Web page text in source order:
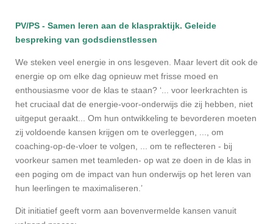
PV/PS - Samen leren aan de klaspraktijk. Geleide
bespreking van godsdienstlessen
We steken veel energie in ons lesgeven. Maar levert dit ook de
energie op om elke dag opnieuw met frisse moed en
enthousiasme voor de klas te staan? ‘... voor leerkrachten is
het cruciaal dat de energie-voor-onderwijs die zij hebben, niet
uitgeput geraakt... Om hun ontwikkeling te bevorderen moeten
zij voldoende kansen krijgen om te overleggen, ..., om
coaching-op-de-vloer te volgen, ... om te reflecteren - bij
voorkeur samen met teamleden- op wat ze doen in de klas in
een poging om de impact van hun onderwijs op het leren van
hun leerlingen te maximaliseren.’
Dit initiatief geeft vorm aan bovenvermelde kansen vanuit